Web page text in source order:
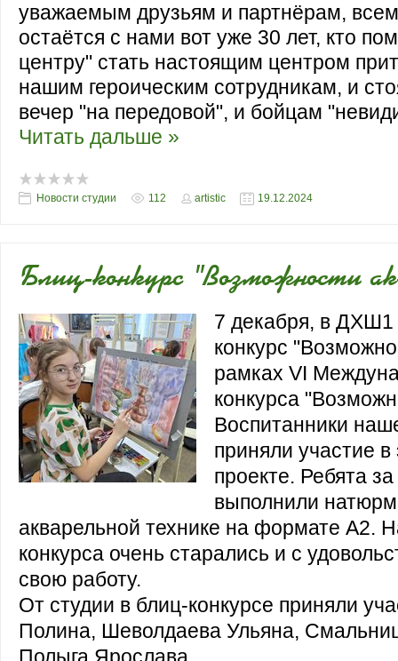
уважаемым друзьям и партнёрам,
остаётся с нами вот уже 30 лет, кто
центру" стать настоящим центром
нашим героическим сотрудникам, и
вечер "на передовой", и бойцам
Читать дальше »
Новости студии 112 artistic 19.12.2024
Блиц-конкурс "Возможности
7 декабря, в
конкурс
рамках VI
конкурса
Воспитанники
приняли участие
проекте. Ребята
выполнили
акварельной технике на формате А2.
конкурса очень старались и с
свою работу.
От студии в блиц-конкурсе приняли
Полина, Шеволдаева Ульяна,